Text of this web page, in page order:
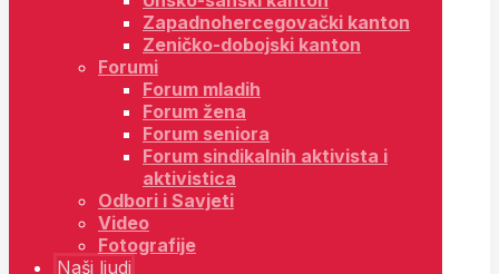
Zapadnohercegovački kanton
Zeničko-dobojski kanton
Forumi
Forum mladih
Forum žena
Forum seniora
Forum sindikalnih aktivista i
aktivistica
Odbori i Savjeti
Video
Fotografije
Naši ljudi